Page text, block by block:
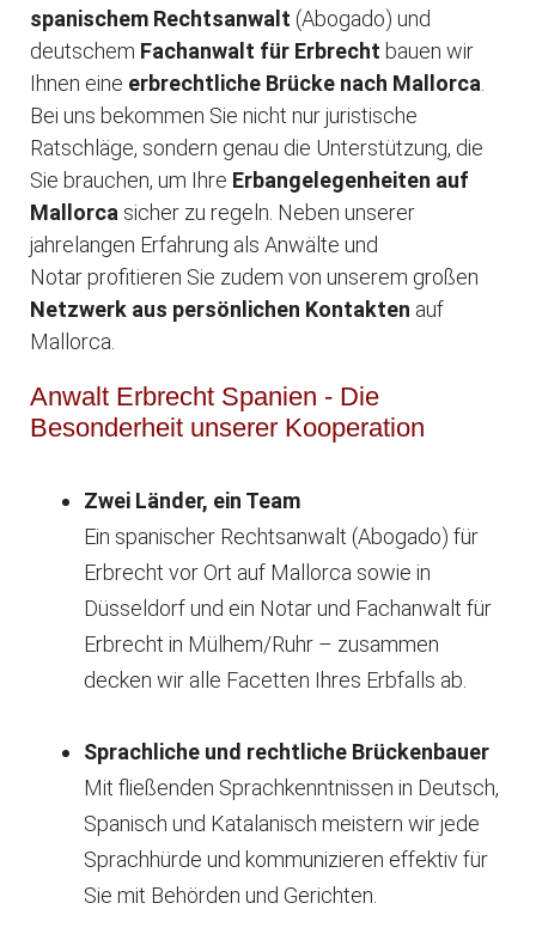
spanischem Rechtsanwalt (Abogado) und
deutschem Fachanwalt für Erbrecht bauen wir
Ihnen eine erbrechtliche Brücke nach Mallorca
Bei uns bekommen Sie nicht nur juristische
Ratschläge, sondern genau die Unterstützung, die
Sie brauchen, um Ihre Erbangelegenheiten auf
Mallorca sicher zu regeln. Neben unserer
jahrelangen Erfahrung als Anwälte und
Notar profitieren Sie zudem von unserem großen
Netzwerk aus persönlichen Kontakten auf
Mallorca.
Anwalt Erbrecht Spanien - Die
Besonderheit unserer Kooperation
Zwei Länder, ein Team
Ein spanischer Rechtsanwalt (Abogado) für
Erbrecht vor Ort auf Mallorca sowie in
Düsseldorf und ein Notar und Fachanwalt für
Erbrecht in Mülhem/Ruhr – zusammen
decken wir alle Facetten Ihres Erbfalls ab.
Sprachliche und rechtliche Brückenbauer
Mit fließenden Sprachkenntnissen in Deutsch,
Spanisch und Katalanisch meistern wir jede
Sprachhürde und kommunizieren effektiv für
Sie mit Behörden und Gerichten.